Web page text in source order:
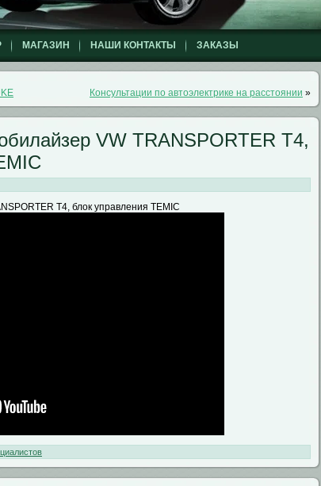
МАГАЗИН НАШИ КОНТАКТЫ ЗАКАЗЫ
Консультации по автоэлектрике на расстоянии »
VW TRANSPORTER T4,
T4, блок управления TEMIC